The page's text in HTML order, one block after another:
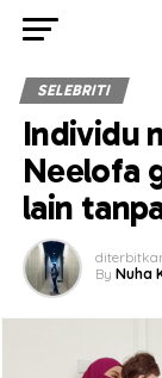
SELEBRITI
Individu
Neelofa
lain
By Nuha